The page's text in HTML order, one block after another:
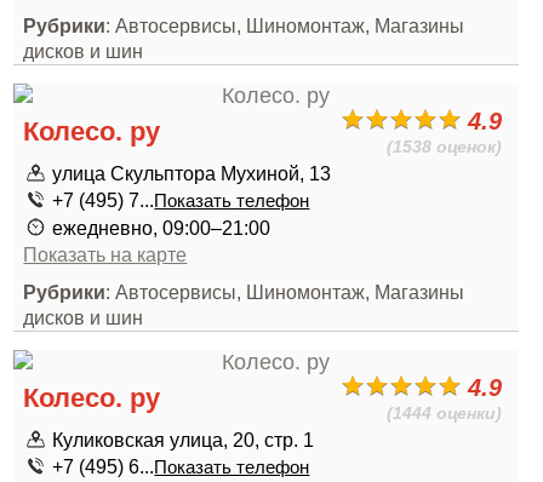
Рубрики: Автосервисы, Шиномонтаж, Магазины
дисков и шин
4.9
(1538 оценок)
Колесо. ру
улица Скульптора Мухиной, 13
+7 (495) 7...Показать телефон
ежедневно, 09:00–21:00
Показать на карте
Рубрики: Автосервисы, Шиномонтаж, Магазины
дисков и шин
4.9
(1444 оценки)
Колесо. ру
Куликовская улица, 20, стр. 1
+7 (495) 6...Показать телефон